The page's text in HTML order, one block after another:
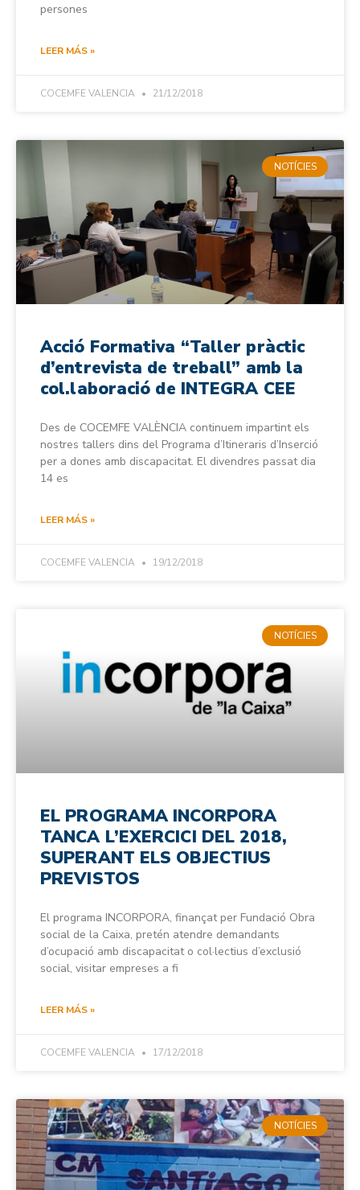
persones
LEER MÁS »
COCEMFE VALENCIA 21/12/2018
NOTÍCIES
Acció Formativa “Taller pràctic
d’entrevista de treball” amb la
col.laboració de INTEGRA CEE
Des de COCEMFE VALÈNCIA continuem impartint els
nostres tallers dins del Programa d’Itineraris d’Inserció
per a dones amb discapacitat. El divendres passat dia
14 es
LEER MÁS »
COCEMFE VALENCIA 19/12/2018
NOTÍCIES
EL PROGRAMA INCORPORA
TANCA L’EXERCICI DEL 2018,
SUPERANT ELS OBJECTIUS
PREVISTOS
El programa INCORPORA, finançat per Fundació Obra
social de la Caixa, pretén atendre demandants
d’ocupació amb discapacitat o col·lectius d’exclusió
social, visitar empreses a fi
LEER MÁS »
COCEMFE VALENCIA 17/12/2018
NOTÍCIES